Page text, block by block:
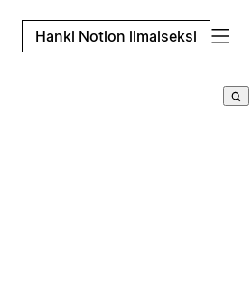
Hanki Notion ilmaiseksi